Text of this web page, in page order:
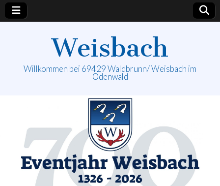
Weisbach
Willkommen bei 69429 Waldbrunn/ Weisbach im
Odenwald